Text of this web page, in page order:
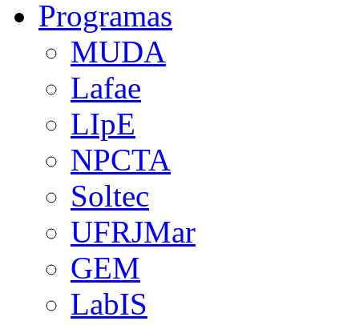
Programas
MUDA
Lafae
LIpE
NPCTA
Soltec
UFRJMar
GEM
LabIS